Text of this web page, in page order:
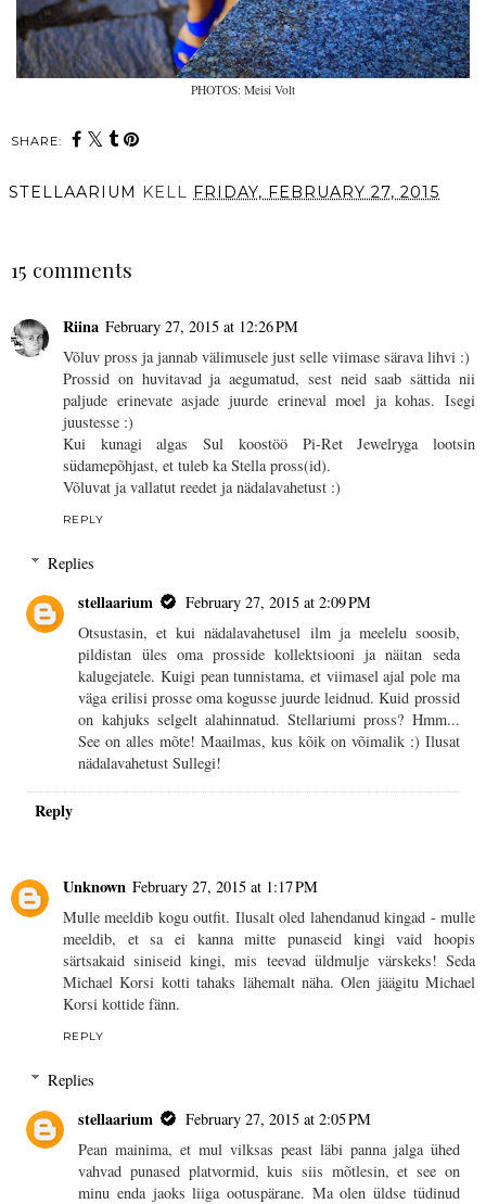
PHOTOS: Meisi Volt
SHARE:
STELLAARIUM KELL FRIDAY, FEBRUARY 27, 2015
15 comments
Riina February 27, 2015 at 12:26 PM
Võluv pross ja jannab välimusele just selle viimase särava lihvi :)
Prossid on huvitavad ja aegumatud, sest neid saab sättida nii
paljude erinevate asjade juurde erineval moel ja kohas. Isegi
juustesse :)
Kui kunagi algas Sul koostöö Pi-Ret Jewelryga lootsin
südamepõhjast, et tuleb ka Stella pross(id).
Võluvat ja vallatut reedet ja nädalavahetust :)
REPLY
Replies
stellaarium
February 27, 2015 at 2:09 PM
Otsustasin, et kui nädalavahetusel ilm ja meelelu soosib,
pildistan üles oma prosside kollektsiooni ja näitan seda
kalugejatele. Kuigi pean tunnistama, et viimasel ajal pole ma
väga erilisi prosse oma kogusse juurde leidnud. Kuid prossid
on kahjuks selgelt alahinnatud. Stellariumi pross? Hmm...
See on alles mõte! Maailmas, kus kõik on võimalik :) Ilusat
nädalavahetust Sullegi!
Reply
Unknown February 27, 2015 at 1:17 PM
Mulle meeldib kogu outfit. Ilusalt oled lahendanud kingad - mulle
meeldib, et sa ei kanna mitte punaseid kingi vaid hoopis
särtsakaid siniseid kingi, mis teevad üldmulje värskeks! Seda
Michael Korsi kotti tahaks lähemalt näha. Olen jäägitu Michael
Korsi kottide fänn.
REPLY
Replies
stellaarium
February 27, 2015 at 2:05 PM
Pean mainima, et mul vilksas peast läbi panna jalga ühed
vahvad punased platvormid, kuis siis mõtlesin, et see on
minu enda jaoks liiga ootuspärane. Ma olen üldse tüdinud